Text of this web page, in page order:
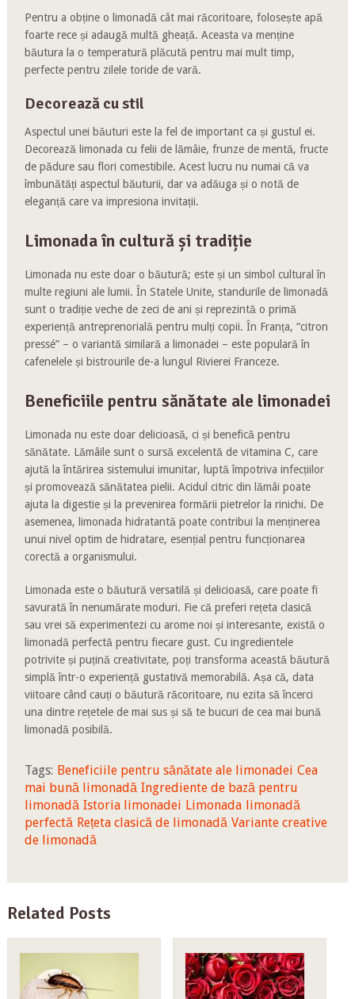
Pentru a obține o limonadă cât mai răcoritoare, folosește apă
foarte rece și adaugă multă gheață. Aceasta va menține
băutura la o temperatură plăcută pentru mai mult timp,
perfecte pentru zilele toride de vară.
Decorează cu stil
Aspectul unei băuturi este la fel de important ca și gustul ei.
Decorează limonada cu felii de lămâie, frunze de mentă, fructe
de pădure sau flori comestibile. Acest lucru nu numai că va
îmbunătăți aspectul băuturii, dar va adăuga și o notă de
eleganță care va impresiona invitații.
Limonada în cultură și tradiție
Limonada nu este doar o băutură; este și un simbol cultural în
multe regiuni ale lumii. În Statele Unite, standurile de limonadă
sunt o tradiție veche de zeci de ani și reprezintă o primă
experiență antreprenorială pentru mulți copii. În Franța, “citron
pressé” – o variantă similară a limonadei – este populară în
cafenelele și bistrourile de-a lungul Rivierei Franceze.
Beneficiile pentru sănătate ale limonadei
Limonada nu este doar delicioasă, ci și benefică pentru
sănătate. Lămâile sunt o sursă excelentă de vitamina C, care
ajută la întărirea sistemului imunitar, luptă împotriva infecțiilor
și promovează sănătatea pielii. Acidul citric din lămâi poate
ajuta la digestie și la prevenirea formării pietrelor la rinichi. De
asemenea, limonada hidratantă poate contribui la menținerea
unui nivel optim de hidratare, esențial pentru funcționarea
corectă a organismului.
Limonada este o băutură versatilă și delicioasă, care poate fi
savurată în nenumărate moduri. Fie că preferi rețeta clasică
sau vrei să experimentezi cu arome noi și interesante, există o
limonadă perfectă pentru fiecare gust. Cu ingredientele
potrivite și puțină creativitate, poți transforma această băutură
simplă într-o experiență gustativă memorabilă. Așa că, data
viitoare când cauți o băutură răcoritoare, nu ezita să încerci
una dintre rețetele de mai sus și să te bucuri de cea mai bună
limonadă posibilă.
Tags: Beneficiile pentru sănătate ale limonadei Cea
mai bună limonadă Ingrediente de bază pentru
limonadă Istoria limonadei Limonada limonadă
perfectă Rețeta clasică de limonadă Variante creative
de limonadă
Related Posts